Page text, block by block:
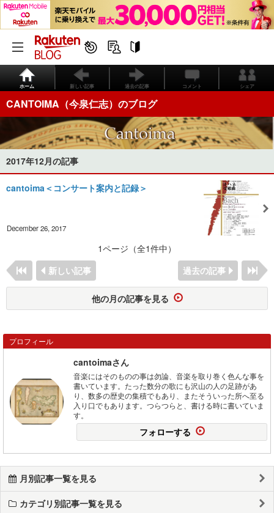
ホーム 新しい記事 過去の記事 コメント シェア
CANTOIMA（今泉仁志）のブログ
2017年12月の記事
cantoima＜コンサート案内と記録＞
December 26, 2017
1ページ（全1件中）
新しい記事
過去の記事
他の月の記事を見る
プロフィール
cantoimaさん
音楽にはそのものの事は勿論、音楽を取り巻く色んな事を
書いています。たった数分の歌にも沢山の人の足跡があ
り、数多の歴史の集積でもあり、またそういった所へ至る
入り口でもあります。つらつらと、書ける時に書いていま
す。
フォローする
月別記事一覧を見る
カテゴリ別記事一覧を見る